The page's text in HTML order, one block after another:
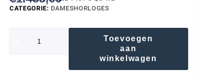
CATEGORIE: DAMESHORLOGES
Toevoegen
aan
winkelwagen